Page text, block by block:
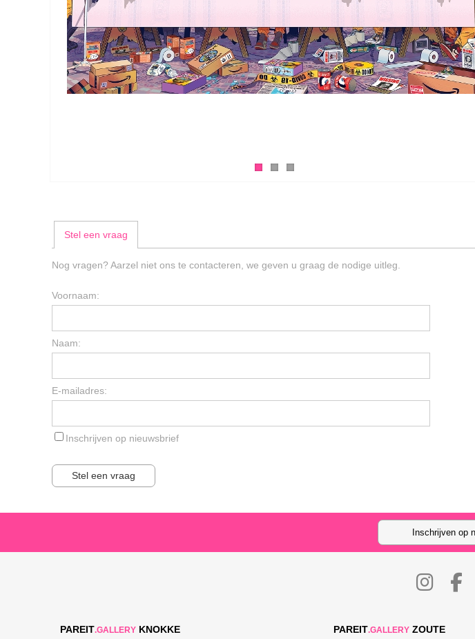
Stel een vraag
Nog vragen? Aarzel niet ons te contacteren, we geven u graag de nodige uitleg.
Voornaam:
Naam:
E-mailadres:
Inschrijven op nieuwsbrief
Stel een vraag
Inschrijven op
PAREIT.GALLERY KNOKKE PAREIT.GALLERY ZOUTE